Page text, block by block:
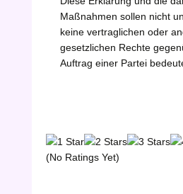
Maßnahmen sollen nicht
keine vertraglichen oder
gesetzlichen Rechte
Auftrag einer Partei
(No Ratings Yet)